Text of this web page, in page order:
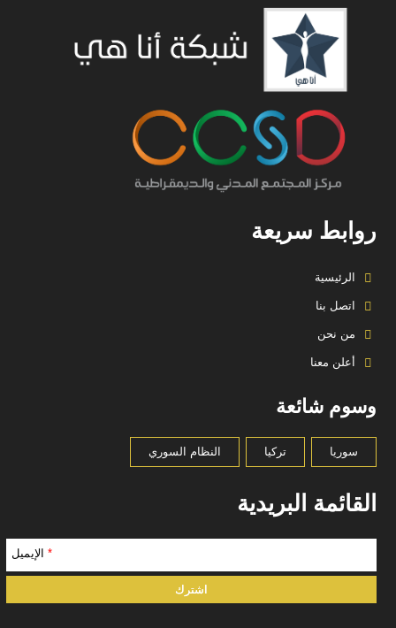
روابط سريعة
الرئيسية
اتصل بنا
من نحن
أعلن معنا
وسوم شائعة
سوريا تركيا النظام السوري
القائمة البريدية
* الإيميل